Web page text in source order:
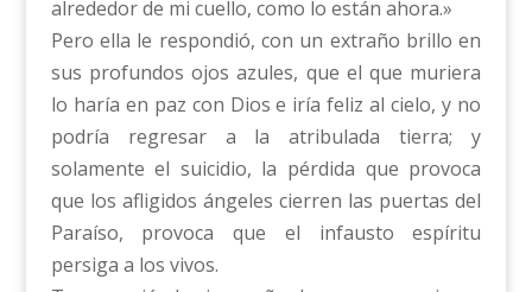
alrededor de mi cuello, como lo están ahora.»
Pero ella le respondió, con un extraño brillo en
sus profundos ojos azules, que el que muriera
lo haría en paz con Dios e iría feliz al cielo, y no
podría regresar a la atribulada tierra; y
solamente el suicidio, la pérdida que provoca
que los afligidos ángeles cierren las puertas del
Paraíso, provoca que el infausto espíritu
persiga a los vivos.